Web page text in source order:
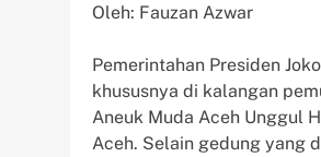
Oleh: Fauzan Azwar
Pemerintahan Presiden
khususnya di kalangan
Aneuk Muda Aceh Unggul
Aceh. Selain gedung yang